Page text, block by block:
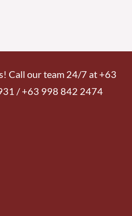
Call our team 24/7 at +63
/ +63 998 842 2474